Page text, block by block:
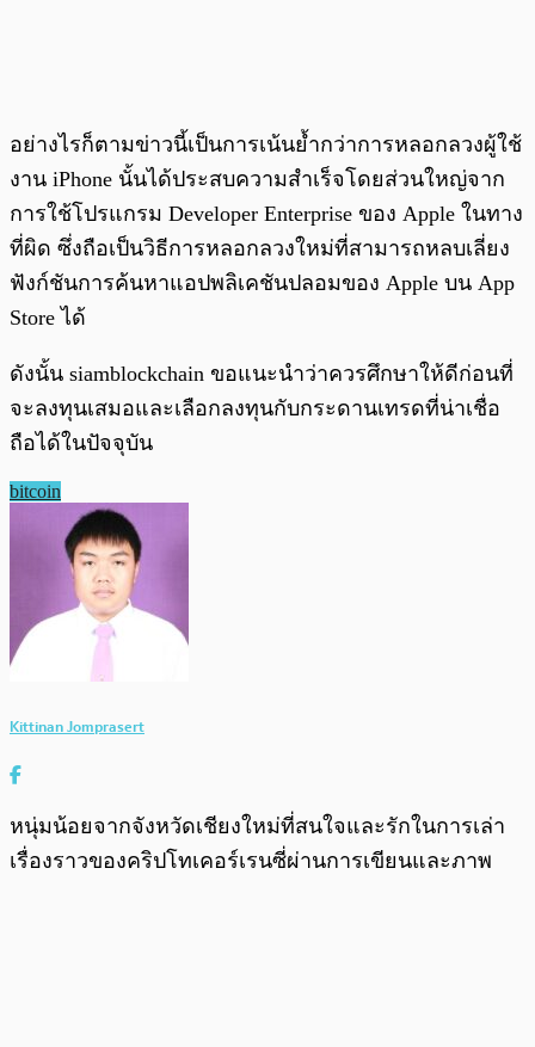
อย่างไรก็ตามข่าวนี้เป็นการเน้นย้ำกว่าการหลอกลวงผู้ใช้
งาน iPhone นั้นได้ประสบความสำเร็จโดยส่วนใหญ่จาก
การใช้โปรแกรม Developer Enterprise ของ Apple ในทาง
ที่ผิด ซึ่งถือเป็นวิธีการหลอกลวงใหม่ที่สามารถหลบเลี่ยง
ฟังก์ชันการค้นหาแอปพลิเคชันปลอมของ Apple บน App
Store ได้
ดังนั้น siamblockchain ขอแนะนำว่าควรศึกษาให้ดีก่อนที่
จะลงทุนเสมอและเลือกลงทุนกับกระดานเทรดที่น่าเชื่อ
ถือได้ในปัจจุบัน
bitcoin
Kittinan Jomprasert
หนุ่มน้อยจากจังหวัดเชียงใหม่ที่สนใจและรักในการเล่า
เรื่องราวของคริปโทเคอร์เรนซี่ผ่านการเขียนและภาพ